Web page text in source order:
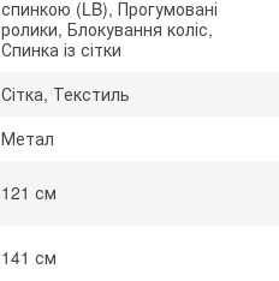
спинкою (LB), Прогумовані
ролики, Блокування коліс,
Спинка із сітки
Сітка, Текстиль
Метал
121 см
141 см